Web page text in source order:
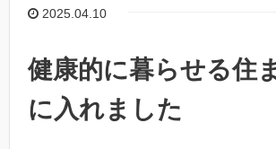
2025.04.10
健康的に暮らせる住
に入れました